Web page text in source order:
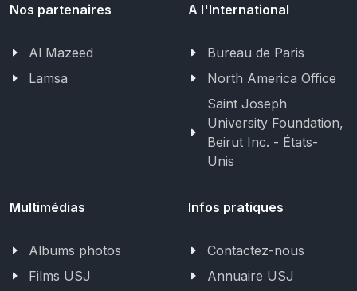
Nos partenaires
Al Mazeed
Lamsa
A l'International
Bureau de Paris
North America Office
Saint Joseph
University Foundation,
Beirut Inc. - États-
Unis
Multimédias
Albums photos
Films USJ
Infos pratiques
Contactez-nous
Annuaire USJ